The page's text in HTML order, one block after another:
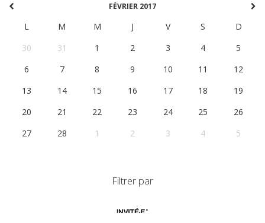
FÉVRIER 2017
L M M J V S
D
30
31 1 2 3 4
5
6
7 8 9 10 11
12
13
14 15 16 17 18
19
20
21 22 23 24 25
26
27
28 1 2 3 4 5
Filtrer par